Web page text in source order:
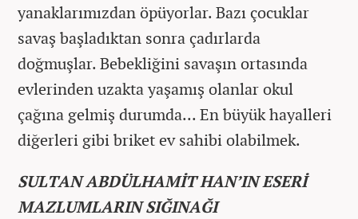
yanaklarımızdan öpüyorlar. Bazı çocuklar
savaş başladıktan sonra çadırlarda
doğmuşlar. Bebekliğini savaşın ortasında
evlerinden uzakta yaşamış olanlar okul
çağına gelmiş durumda... En büyük hayalleri
diğerleri gibi briket ev sahibi olabilmek.
SULTAN ABDÜLHAMİT HAN’IN ESERİ
MAZLUMLARIN SIĞINAĞI